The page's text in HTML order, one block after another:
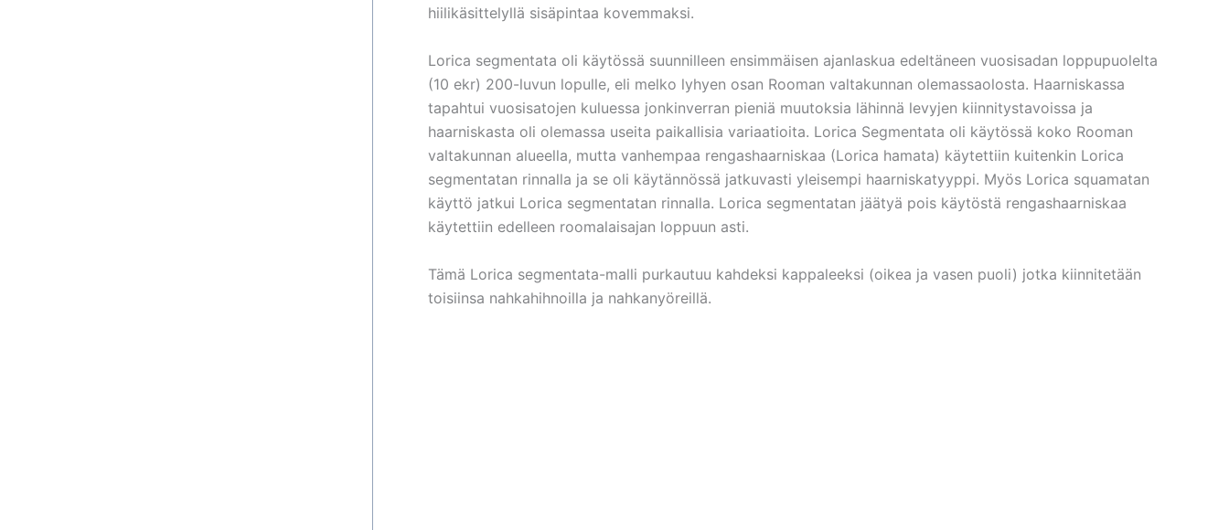
hiilikäsittelyllä sisäpintaa kovemmaksi.
Lorica segmentata oli käytössä suunnilleen ensimmäisen ajanlaskua edeltäneen vuosisadan loppupuolelta
(10 ekr) 200-luvun lopulle, eli melko lyhyen osan Rooman valtakunnan olemassaolosta. Haarniskassa
tapahtui vuosisatojen kuluessa jonkinverran pieniä muutoksia lähinnä levyjen kiinnitystavoissa ja
haarniskasta oli olemassa useita paikallisia variaatioita. Lorica Segmentata oli käytössä koko Rooman
valtakunnan alueella, mutta vanhempaa rengashaarniskaa (Lorica hamata) käytettiin kuitenkin Lorica
segmentatan rinnalla ja se oli käytännössä jatkuvasti yleisempi haarniskatyyppi. Myös Lorica squamatan
käyttö jatkui Lorica segmentatan rinnalla. Lorica segmentatan jäätyä pois käytöstä rengashaarniskaa
käytettiin edelleen roomalaisajan loppuun asti.
Tämä Lorica segmentata-malli purkautuu kahdeksi kappaleeksi (oikea ja vasen puoli) jotka kiinnitetään
toisiinsa nahkahihnoilla ja nahkanyöreillä.